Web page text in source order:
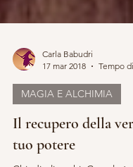
Carla Babudri
17 mar 2018
Tempo
MAGIA E ALCHIMIA
Il recupero della